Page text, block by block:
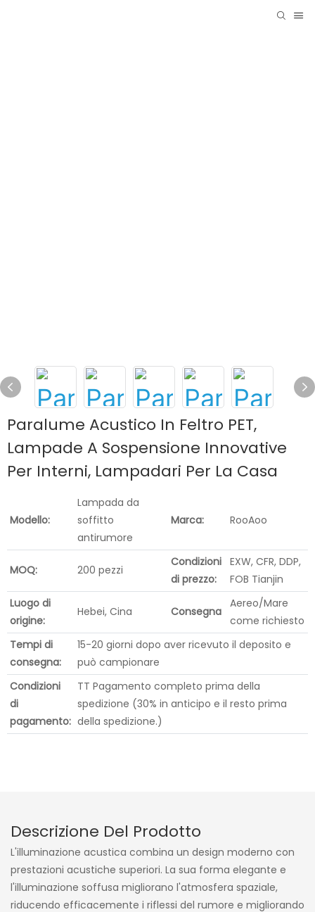
Paralume Acustico In Feltro PET,
Lampade A Sospensione Innovative
Per Interni, Lampadari Per La Casa
Modello:
Lampada da
soffitto
antirumore
Marca: RooAoo
MOQ: 200 pezzi
Condizioni
di prezzo:
EXW, CFR, DDP,
FOB Tianjin
Luogo di
origine:
Hebei, Cina Consegna
Aereo/Mare
come richiesto
Tempi di
consegna:
15-20 giorni dopo aver ricevuto il deposito e
può campionare
Condizioni
di
pagamento:
TT Pagamento completo prima della
spedizione (30% in anticipo e il resto prima
della spedizione.)
Descrizione Del Prodotto
L'illuminazione acustica combina un design moderno con
prestazioni acustiche superiori. La sua forma elegante e
l'illuminazione soffusa migliorano l'atmosfera spaziale,
riducendo efficacemente i riflessi del rumore e migliorando